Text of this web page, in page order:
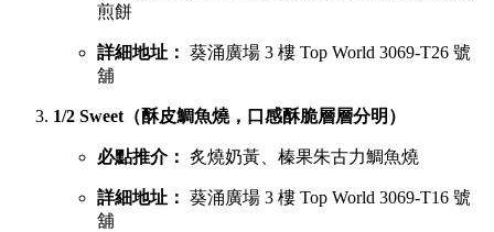
煎餅
詳細地址： 葵涌廣場 3 樓 Top World 3069-T26 號
舖
1/2 Sweet（酥皮鯛魚燒，口感酥脆層層分明）
必點推介： 炙燒奶黃、榛果朱古力鯛魚燒
詳細地址： 葵涌廣場 3 樓 Top World 3069-T16 號
舖